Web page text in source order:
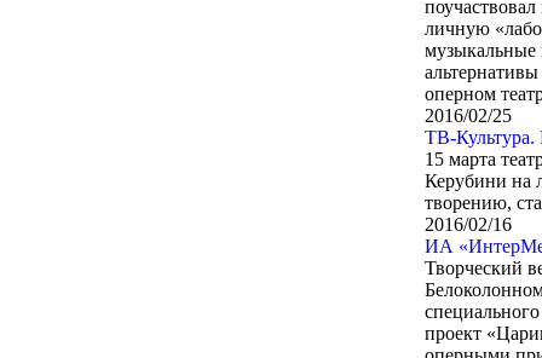
личную
музыкальные
оперном
2016/02/25
ТВ-Культура.
15 марта
Керубини на
творению,
2016/02/16
ИА
Творческий
проект